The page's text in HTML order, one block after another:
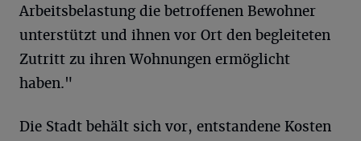
Arbeitsbelastung die betroffenen Bewohner
unterstützt und ihnen vor Ort den begleiteten
Zutritt zu ihren Wohnungen ermöglicht
haben."
Die Stadt behält sich vor, entstandene Kosten